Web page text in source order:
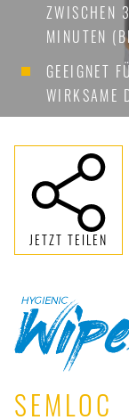
ZWISCHEN
MINUTEN
GEEIGNET
WIRKSAME
JETZT TEILEN
SEMLOC